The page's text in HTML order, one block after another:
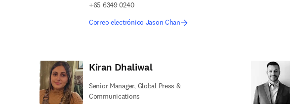
+65 6349 0240
Correo electrónico Jason Chan
Kiran Dhaliwal
Senior Manager, Global Press &
Communications